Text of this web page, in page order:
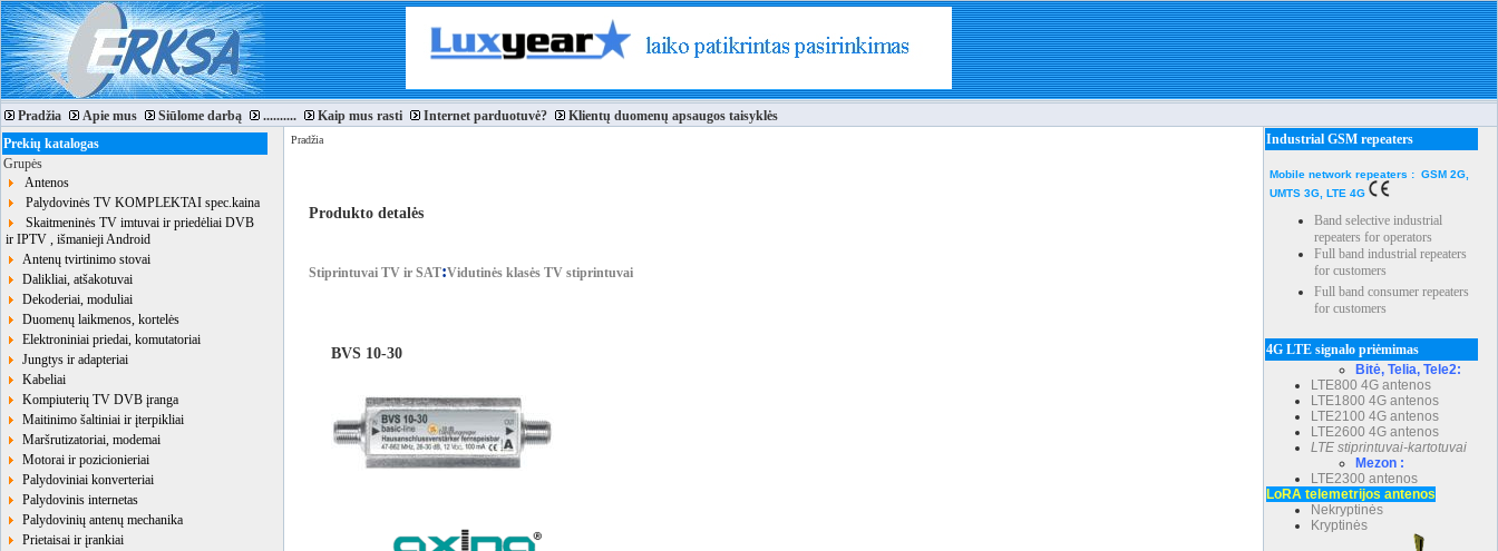
Pradžia Apie mus Siūlome darbą .......... Kaip mus rasti Internet parduotuvė?
Klientų duomenų apsaugos taisyklės
Prekių katalogas
Grupės
Antenos
Palydovinės TV KOMPLEKTAI spec.kaina
Skaitmeninės TV imtuvai ir priedėliai DVB
ir IPTV , išmanieji Android
Antenų tvirtinimo stovai
Dalikliai, atšakotuvai
Dekoderiai, moduliai
Duomenų laikmenos, kortelės
Elektroniniai priedai, komutatoriai
Jungtys ir adapteriai
Kabeliai
Kompiuterių TV DVB įranga
Maitinimo šaltiniai ir įterpikliai
Maršrutizatoriai, modemai
Motorai ir pozicionieriai
Palydoviniai konverteriai
Palydovinis internetas
Palydovinių antenų mechanika
Prietaisai ir įrankiai
Pradžia
Produkto detalės
Stiprintuvai TV ir SAT:Vidutinės klasės TV stiprintuvai
BVS 10-30
Industrial GSM repeaters
Mobile network repeaters : GSM 2G,
UMTS 3G, LTE 4G
Band selective industrial
repeaters for operators
Full band industrial repeaters
for customers
Full band consumer repeaters
for customers
4G LTE signalo priėmimas
Bitė, Telia, Tele2:
LTE800 4G antenos
LTE1800 4G antenos
LTE2100 4G antenos
LTE2600 4G antenos
LTE stiprintuvai-kartotuvai
Mezon :
LTE2300 antenos
LoRA telemetrijos antenos
Nekryptinės
Kryptinės